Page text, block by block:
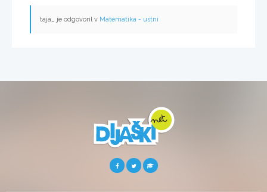
taja_ je odgovoril v Matematika - ustni